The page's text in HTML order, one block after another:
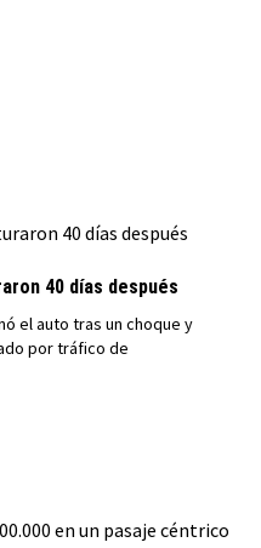
40 días después
el auto tras un choque y
por tráfico de